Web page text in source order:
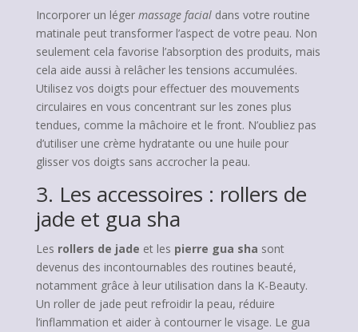
Incorporer un léger massage facialdans votre routine
matinale peut transformer l’aspect de votre peau. Non
seulement cela favorise l’absorption des produits, mais
cela aide aussi à relâcher les tensions accumulées.
Utilisez vos doigts pour effectuer des mouvements
circulaires en vous concentrant sur les zones plus
tendues, comme la mâchoire et le front. N’oubliez pas
d’utiliser une crème hydratante ou une huile pour
glisser vos doigts sans accrocher la peau.
3. Les accessoires : rollers de
jade et gua sha
Les rollers de jade et les pierre gua sha sont
devenus des incontournables des routines beauté,
notamment grâce à leur utilisation dans la K-Beauty.
Un roller de jade peut refroidir la peau, réduire
l’inflammation et aider à contourner le visage. Le gua